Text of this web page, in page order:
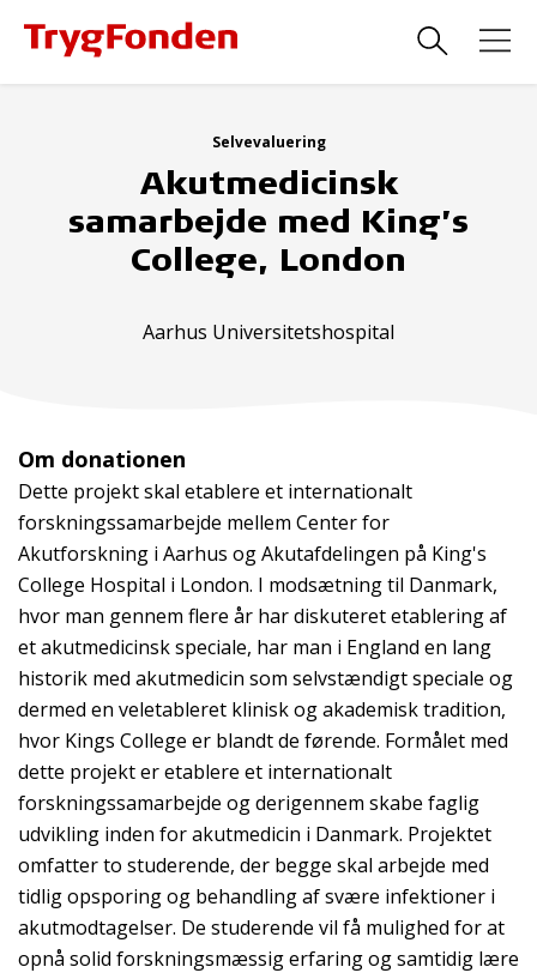
Selvevaluering
Akutmedicinsk
samarbejde med King’s
College, London
Aarhus Universitetshospital
Om donationen
Dette projekt skal etablere et internationalt
forskningssamarbejde mellem Center for
Akutforskning i Aarhus og Akutafdelingen på King's
College Hospital i London. I modsætning til Danmark,
hvor man gennem flere år har diskuteret etablering af
et akutmedicinsk speciale, har man i England en lang
historik med akutmedicin som selvstændigt speciale og
dermed en veletableret klinisk og akademisk tradition,
hvor Kings College er blandt de førende. Formålet med
dette projekt er etablere et internationalt
forskningssamarbejde og derigennem skabe faglig
udvikling inden for akutmedicin i Danmark. Projektet
omfatter to studerende, der begge skal arbejde med
tidlig opsporing og behandling af svære infektioner i
akutmodtagelser. De studerende vil få mulighed for at
opnå solid forskningsmæssig erfaring og samtidig lære